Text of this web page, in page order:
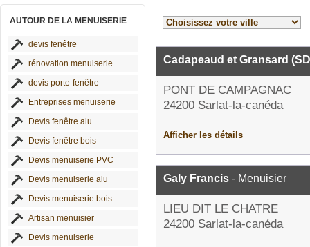
AUTOUR DE LA MENUISERIE
devis fenêtre
rénovation menuiserie
devis porte-fenêtre
Entreprises menuiserie
Devis fenêtre alu
Devis fenêtre bois
Devis menuiserie PVC
Devis menuiserie alu
Devis menuiserie bois
Artisan menuisier
Devis menuiserie
Cadapeaud et Gransard
PONT DE CAMPAGNAC
24200 Sarlat-la-canéda
Afficher les détails
Galy Francis - Menuisier
LIEU DIT LE CHATRE
24200 Sarlat-la-canéda